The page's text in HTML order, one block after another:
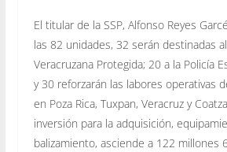
El titular de la SSP, Alfonso Reyes
las 82 unidades, 32 serán destinadas
Veracruzana Protegida; 20 a la Policía
y 30 reforzarán las labores operativas
en Poza Rica, Tuxpan, Veracruz y
inversión para la adquisición,
balizamiento, asciende a 122 millones